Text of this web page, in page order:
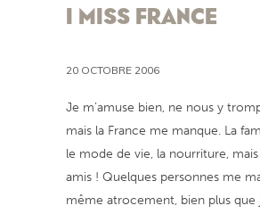
I MISS FRANCE
20 OCTOBRE 2006
Je m’amuse bien, ne nous y
mais la France me manque. La
le mode de vie, la nourriture,
amis ! Quelques personnes me
même atrocement, bien plus que